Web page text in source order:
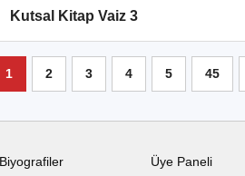
Kutsal Kitap Vaiz 3
1 2 3 4 5 45
Biyografiler Üye Paneli